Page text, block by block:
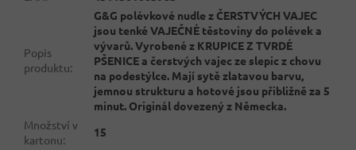
Popis
produktu:
G&G polévkové nudle z ČERSTVÝCH VAJEC
jsou tenké VAJEČNÉ těstoviny do polévek a
vývarů. Vyrobené z KRUPICE Z TVRDÉ
PŠENICE a čerstvých vajec ze slepic z chovu
na podestýlce. Mají sytě zlatavou barvu,
jemnou strukturu a hotové jsou přibližně za 5
minut. Originál dovezený z Německa.
Množství v
kartonu:
15